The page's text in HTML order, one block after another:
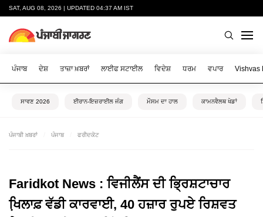
SAT, AUG 08, 2026 | UPDATED 04:37 AM IST
ਪੰਜਾਬ ਦੇਸ਼ ਤਾਜ਼ਾ ਖ਼ਬਰਾਂ ਲਾਈਫ ਸਟਾਈਲ ਵਿਦੇਸ਼ ਧਰਮ ਵਪਾਰ Vishvas
ਸਾਵਣ 2026 ਈਰਾਨ-ਇਜ਼ਰਾਈਲ ਜੰਗ ਮੌਸਮ ਦਾ ਹਾਲ ਕਾਮਨਵੈਲਥ ਖੇਡਾਂ
ਪੰਜਾਬੀ ਖ਼ਬਰਾਂ ਪੰਜਾਬ ਫਰੀਦਕੋਟ
Faridkot News : ਵਿਜੀਲੈਂਸ ਦੀ ਭ੍ਰਿਸ਼ਟਾਚਾਰ
ਖਿ਼ਲਾਫ਼ ਵੱਡੀ ਕਾਰਵਾਈ, 40 ਹਜ਼ਾਰ ਰੁਪਏ ਰਿਸ਼ਵਤ